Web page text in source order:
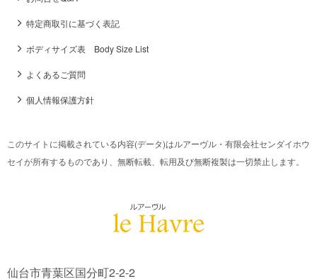
特定商取引に基づく表記
ボディサイズ表 Body Size List
よくあるご質問
個人情報保護方針
このサイトに掲載されている内容(データ)はルアーヴル・有限会社センダイホウ
セイが所有するものであり、無断転載、転用及び無断複製は一切禁止します。
仙台市青葉区国分町2-2-2